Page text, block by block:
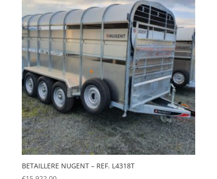
BETAILLERE NUGENT – REF. L4318T